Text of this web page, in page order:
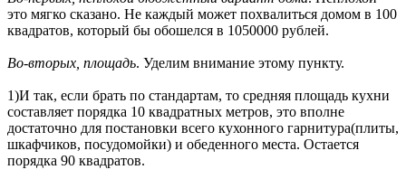
это мягко сказано. Не каждый может похвалиться домом в 100
квадратов, который бы обошелся в 1050000 рублей.
Во-вторых, площадь. Уделим внимание этому пункту.
1)И так, если брать по стандартам, то средняя площадь кухни
составляет порядка 10 квадратных метров, это вполне
достаточно для постановки всего кухонного гарнитура(плиты,
шкафчиков, посудомойки) и обеденного места. Остается
порядка 90 квадратов.